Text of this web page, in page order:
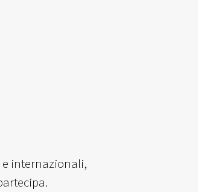
internazionali,